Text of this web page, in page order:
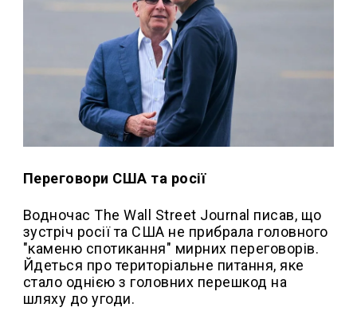
Переговори США та росії
Водночас The Wall Street Journal писав, що
зустріч росії та США не прибрала головного
"каменю спотикання" мирних переговорів.
Йдеться про територіальне питання, яке
стало однією з головних перешкод на
шляху до угоди.